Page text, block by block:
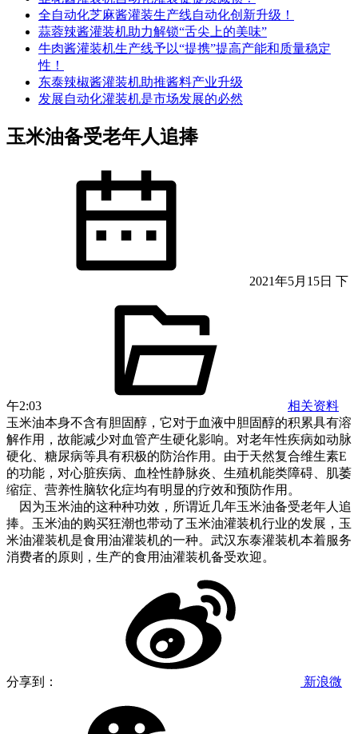
全自动化芝麻酱灌装生产线自动化创新升级！
蒜蓉辣酱灌装机助力解锁“舌尖上的美味”
牛肉酱灌装机生产线予以“提携”提高产能和质量稳定
性！
东泰辣椒酱灌装机助推酱料产业升级
发展自动化灌装机是市场发展的必然
玉米油备受老年人追捧
2021年5月15日 下
午2:03
相关资料
玉米油本身不含有胆固醇，它对于血液中胆固醇的积累具有溶
解作用，故能减少对血管产生硬化影响。对老年性疾病如动脉
硬化、糖尿病等具有积极的防治作用。由于天然复合维生素E
的功能，对心脏疾病、血栓性静脉炎、生殖机能类障碍、肌萎
缩症、营养性脑软化症均有明显的疗效和预防作用。
因为玉米油的这种种功效，所谓近几年玉米油备受老年人追
捧。玉米油的购买狂潮也带动了玉米油灌装机行业的发展，玉
米油灌装机是食用油灌装机的一种。武汉东泰灌装机本着服务
消费者的原则，生产的食用油灌装机备受欢迎。
分享到： 新浪微